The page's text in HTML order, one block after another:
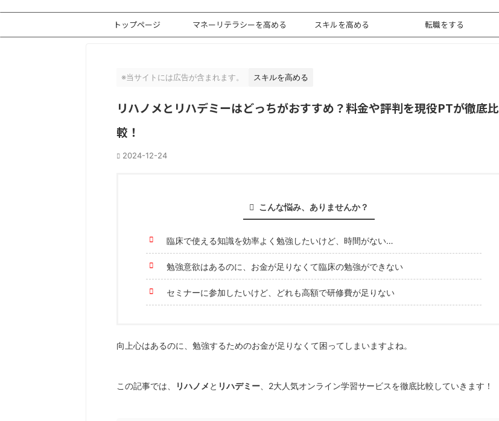
トップページ マネーリテラシーを高める スキルを高める 転職をする
※当サイトには広告が含まれます。 スキルを高める
リハノメとリハデミーはどっちがおすすめ？料金や評判を現役PTが徹底比
較！
2024-12-24
こんな悩み、ありませんか？
臨床で使える知識を効率よく勉強したいけど、時間がない…
勉強意欲はあるのに、お金が足りなくて臨床の勉強ができない
セミナーに参加したいけど、どれも高額で研修費が足りない
向上心はあるのに、勉強するためのお金が足りなくて困ってしまいますよね。
この記事では、 リハノメ と リハデミー 、2大人気オンライン学習サービスを徹底比較していきます！